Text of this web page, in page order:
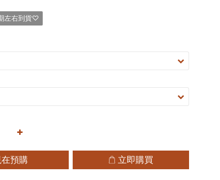
左右到貨♡
預購 立即購買